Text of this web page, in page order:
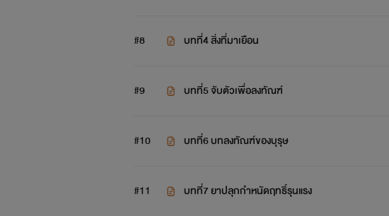
#8 บทที่4 สิ่งที่มาเยือน
#9 บทที่5 จับตัวเพื่อลงทัณฑ์
#10 บทที่6 บทลงทัณฑ์ของบุรุษ
#11 บทที่7 ยาปลุกกำหนัดฤทธิ์รุนแรง